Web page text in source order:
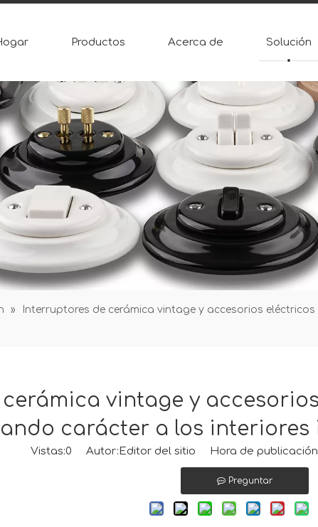
Productos Acerca de Solución
»
Interruptores de cerámica vintage y accesorios
vintage y
carácter a los
Vistas:0 Autor:Editor del sitio Hora de
Preguntar